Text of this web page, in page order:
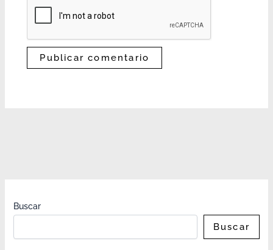
Buscar
Buscar